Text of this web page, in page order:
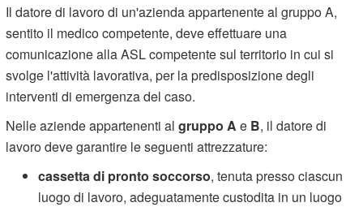
Il datore di lavoro di un'azienda appartenente al gruppo A,
sentito il medico competente, deve effettuare una
comunicazione alla ASL competente sul territorio in cui si
svolge l'attività lavorativa, per la predisposizione degli
interventi di emergenza del caso.
Nelle aziende appartenenti algruppo A e B, il datore di
lavoro deve garantire le seguenti attrezzature:
cassetta di pronto soccorso, tenuta presso ciascun
luogo di lavoro, adeguatamente custodita in un luogo